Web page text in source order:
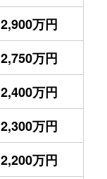
2,900万円
2,750万円
2,400万円
2,300万円
2,200万円